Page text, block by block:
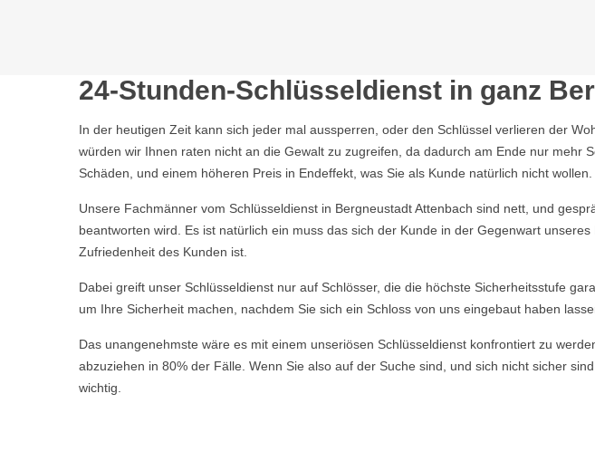
24-Stunden-Schlüsseldienst in ganz
In der heutigen Zeit kann sich jeder mal aussperren, oder den Schlüssel verlieren der
würden wir Ihnen raten nicht an die Gewalt zu zugreifen, da dadurch am Ende nur
Schäden, und einem höheren Preis in Endeffekt, was Sie als Kunde natürlich nicht wollen.
Unsere Fachmänner vom Schlüsseldienst in Bergneustadt Attenbach sind nett, und
beantworten wird. Es ist natürlich ein muss das sich der Kunde in der Gegenwart
Zufriedenheit des Kunden ist.
Dabei greift unser Schlüsseldienst nur auf Schlösser, die die höchste Sicherheitsstufe
um Ihre Sicherheit machen, nachdem Sie sich ein Schloss von uns eingebaut haben
Das unangenehmste wäre es mit einem unseriösen Schlüsseldienst konfrontiert zu
abzuziehen in 80% der Fälle. Wenn Sie also auf der Suche sind, und sich nicht sicher
wichtig.